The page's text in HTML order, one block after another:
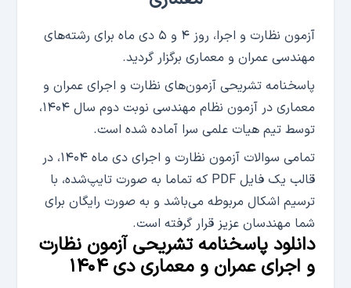
آزمون نظارت و اجرا، روز ۴ و ۵ دی ماه برای رشته‌های
مهندسی عمران و معماری برگزار گردید.
پاسخنامه تشریحی آزمون‌های نظارت و اجرای عمران و
معماری در آزمون نظام مهندسی نوبت دوم سال ۱۴۰۴،
توسط تیم هیات علمی سرا آماده شده است.
تمامی سوالات آزمون نظارت و اجرای دی ماه ۱۴۰۴، در
قالب یک فایل PDF که تماما به صورت تایپ‌شده، با
ترسیم اشکال مربوطه می‌باشد و به صورت رایگان برای
شما مهندسان عزیز قرار گرفته است.
دانلود پاسخنامه تشریحی آزمون نظارت
و اجرای عمران و معماری دی ۱۴۰۴